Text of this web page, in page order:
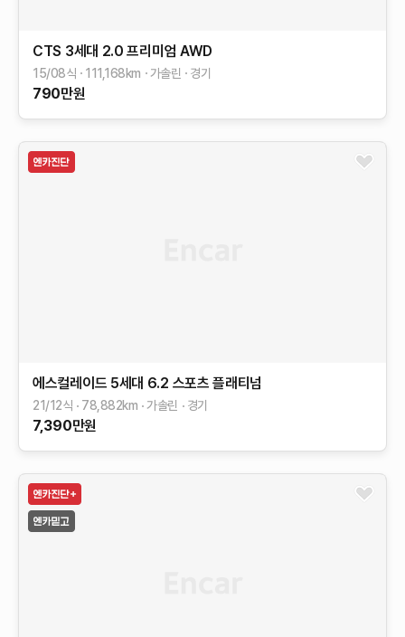
CTS 3세대 2.0 프리미엄 AWD
15/08식 111,168km 가솔린 경기
790만원
에스컬레이드 5세대 6.2 스포츠 플래티넘
21/12식 78,882km 가솔린 경기
7,390만원